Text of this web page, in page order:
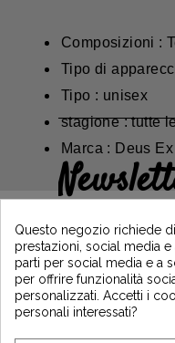
Composizioni :
Tipo di
Tipo : unisex
stagione : tutte
Marca : Deus
iscrivendoti e
notizie di Vintage
*Dès 99€ d'achat. En vous
Questo negozio richiede
prestazioni, social media
parti per social media e a
per offrire funzionalità
personalizzati. Accetti i
personali interessati?